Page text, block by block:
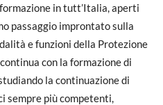
in tutt’Italia, aperti
passaggio improntato sulla
e funzioni della Protezione
con la formazione di
la continuazione di
sempre più competenti,